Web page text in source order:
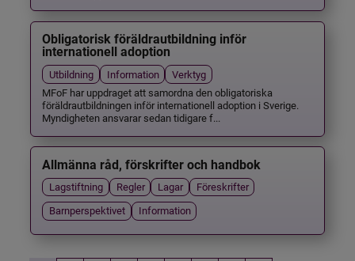
Obligatorisk föräldrautbildning inför
internationell adoption
Utbildning Information
Verktyg
MFoF har uppdraget att samordna den obligatoriska
föräldrautbildningen inför internationell adoption i Sverige.
Myndigheten ansvarar sedan tidigare f...
Allmänna råd, förskrifter och handbok
Lagstiftning Regler Lagar
Föreskrifter
Barnperspektivet
Information